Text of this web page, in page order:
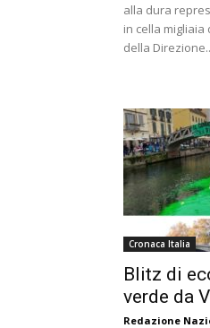
alla dura
in cella migliaia
della
Cronaca Italia
Blitz di
verde da
Redazione